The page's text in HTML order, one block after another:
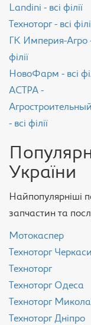
Landini - всі філії
Техноторг - всі
ГК Империя-Агро -
філії
НовоФарм - всі
АСТРА -
- всі філії
України
Найпопулярніші
запчастин та
Мотокаспер
Техноторг Черкаси
Техноторг
Техноторг Одеса
Техноторг
Техноторг Дніпро